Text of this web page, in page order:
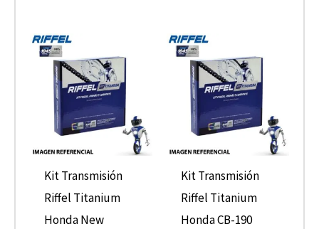
Kit Transmisión
Riffel Titanium
Honda New
Kit Transmisión
Riffel Titanium
Honda CB-190